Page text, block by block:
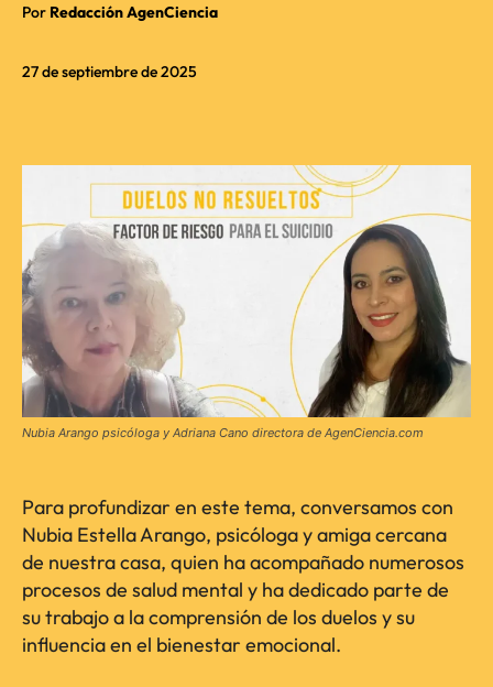
27 de septiembre de 2025
Por Redacción AgenCiencia
Nubia Arango psicóloga y Adriana Cano directora de AgenCiencia.com
Para profundizar en este tema, conversamos con
Nubia Estella Arango, psicóloga y amiga cercana
de nuestra casa, quien ha acompañado numerosos
procesos de salud mental y ha dedicado parte de
su trabajo a la comprensión de los duelos y su
influencia en el bienestar emocional.